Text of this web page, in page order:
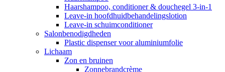
Haarshampoo, conditioner & douchegel 3-in-1
Leave-in hoofdhuidbehandelingslotion
Leave-in schuimconditioner
Salonbenodigdheden
Plastic dispenser voor aluminiumfolie
Lichaam
Zon en bruinen
Zonnebrandcrème